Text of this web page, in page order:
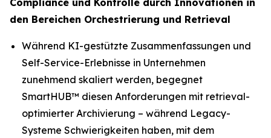
den Bereichen Orchestrierung und Retrieval
Während KI-gestützte Zusammenfassungen und
Self-Service-Erlebnisse in Unternehmen
zunehmend skaliert werden, begegnet
SmartHUB™ diesen Anforderungen mit retrieval-
optimierter Archivierung – während Legacy-
Systeme Schwierigkeiten haben, mit dem